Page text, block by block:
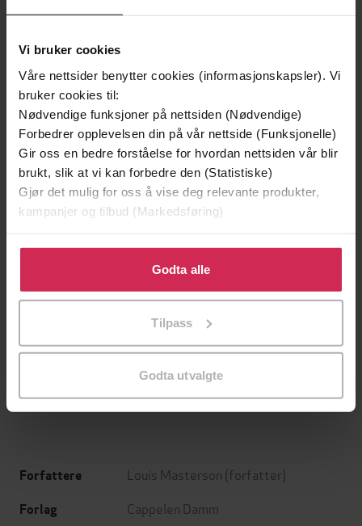
Vi bruker cookies
Våre nettsider benytter cookies (informasjonskapsler). Vi
bruker cookies til:
Nødvendige funksjoner på nettsiden (Nødvendige)
Forbedrer opplevelsen din på vår nettside (Funksjonelle)
Gir oss en bedre forståelse for hvordan nettsiden vår blir
brukt, slik at vi kan forbedre den (Statistiske)
Gjør det mulig for oss å vise deg relevante produkter,
kampanjer og tilbud (Markedsføring)
Klikk på «Godta alle» for å gi oss ditt samtykke til å
bruke cookies for alle disse formålene. Du kan også
tilpasse ditt samtykke til spesifikke formål ved å klikke
Godta alle
Tilpass
Godta utvalgte
Premium
Vinner av Rivertonprisen
Minnesota
Premium
Utskudd
Forfattere Louis Masterson (forfatter)
Forlag Cappelen Damm